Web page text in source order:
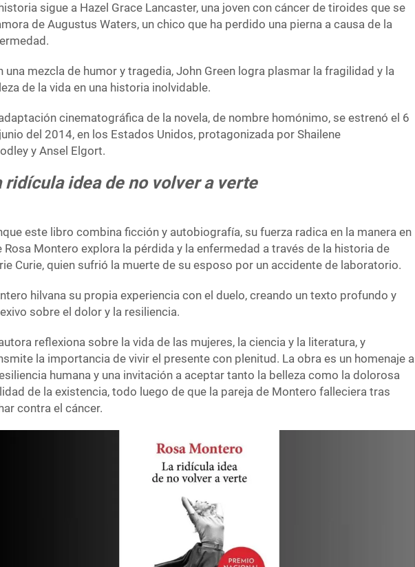
sigue a Hazel Grace Lancaster, una joven con cáncer de tiroides que se
de Augustus Waters, un chico que ha perdido una pierna a causa de la
una mezcla de humor y tragedia, John Green logra plasmar la fragilidad y la
de la vida en una historia inolvidable.
cinematográfica de la novela, de nombre homónimo, se estrenó el 6
del 2014, en los Estados Unidos, protagonizada por Shailene
y Ansel Elgort.
ridícula idea de no volver a verte
este libro combina ficción y autobiografía, su fuerza radica en la manera en
Rosa Montero explora la pérdida y la enfermedad a través de la historia de
Curie, quien sufrió la muerte de su esposo por un accidente de laboratorio.
hilvana su propia experiencia con el duelo, creando un texto profundo y
sobre el dolor y la resiliencia.
reflexiona sobre la vida de las mujeres, la ciencia y la literatura, y
la importancia de vivir el presente con plenitud. La obra es un homenaje a
humana y una invitación a aceptar tanto la belleza como la dolorosa
de la existencia, todo luego de que la pareja de Montero falleciera tras
contra el cáncer.